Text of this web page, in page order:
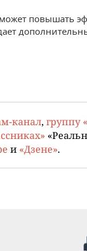
повышать
канал, группу
и «Дзене».